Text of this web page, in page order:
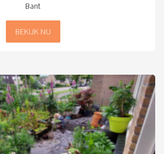
Bant
BEKIJK NU